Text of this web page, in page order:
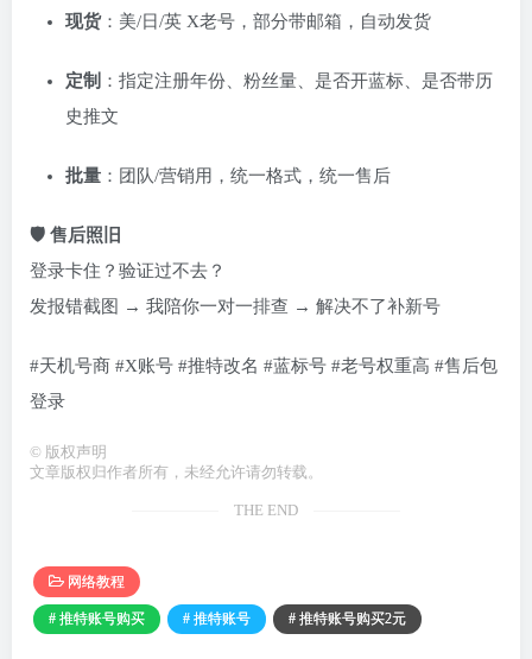
现货：美/日/英 X老号，部分带邮箱，自动发货
定制 ：指定注册年份、粉丝量、是否开蓝标、是否带历
史推文
批量 ：团队/营销用，统一格式，统一售后
🛡️ 售后照旧
登录卡住？验证过不去？
发报错截图 → 我陪你一对一排查 → 解决不了补新号
#天机号商 #X账号 #推特改名 #蓝标号 #老号权重高 #售后包
登录
© 版权声明
文章版权归作者所有，未经允许请勿转载。
THE END
网络教程
# 推特账号购买 # 推特账号 # 推特账号购买2元